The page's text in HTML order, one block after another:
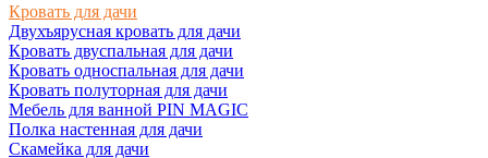
Кровать для дачи
Двухъярусная кровать для дачи
Кровать двуспальная для дачи
Кровать односпальная для дачи
Кровать полуторная для дачи
Мебель для ванной PIN MAGIC
Полка настенная для дачи
Скамейка для дачи